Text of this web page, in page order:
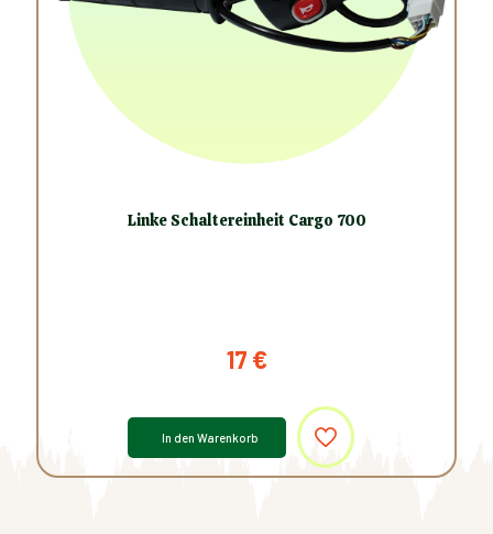
Linke Schaltereinheit Cargo 700
17 €
In den Warenkorb